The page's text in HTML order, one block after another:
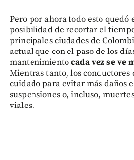
Pero por ahora todo esto quedó
posibilidad de recortar el
principales ciudades de
actual que con el paso de los
mantenimientocada vez se ve
Mientras tanto, los conductores
cuidado para evitar más daños
suspensiones o, incluso,
viales.